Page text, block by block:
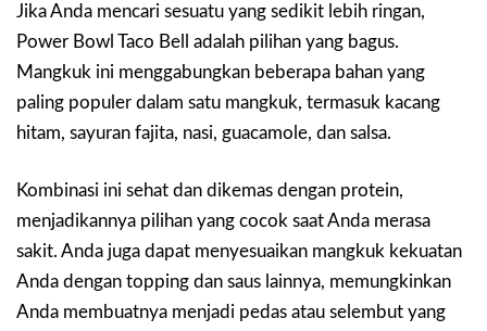
Jika Anda mencari sesuatu yang sedikit lebih ringan,
Power Bowl Taco Bell adalah pilihan yang bagus.
Mangkuk ini menggabungkan beberapa bahan yang
paling populer dalam satu mangkuk, termasuk kacang
hitam, sayuran fajita, nasi, guacamole, dan salsa.
Kombinasi ini sehat dan dikemas dengan protein,
menjadikannya pilihan yang cocok saat Anda merasa
sakit. Anda juga dapat menyesuaikan mangkuk kekuatan
Anda dengan topping dan saus lainnya, memungkinkan
Anda membuatnya menjadi pedas atau selembut yang